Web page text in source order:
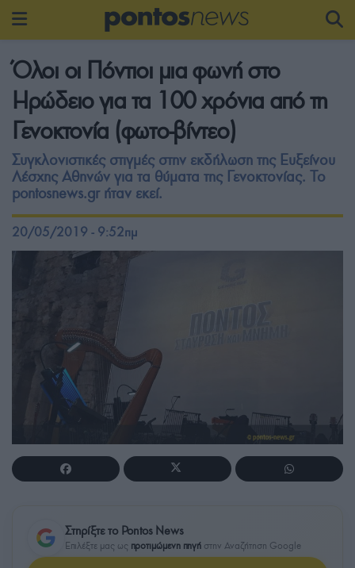
Όλοι οι Πόντιοι μια φωνή στο
Ηρώδειο για τα 100 χρόνια από τη
Γενοκτονία (φωτο-βίντεο)
Συγκλονιστικές στιγμές στην εκδήλωση της Ευξείνου
Λέσχης Αθηνών για τα θύματα της Γενοκτονίας. Το
pontosnews.gr ήταν εκεί.
20/05/2019 - 9:52πμ
Στηρίξτε το Pontos News
Επιλέξτε μας ως προτιμώμενη πηγή στην Αναζήτηση Google